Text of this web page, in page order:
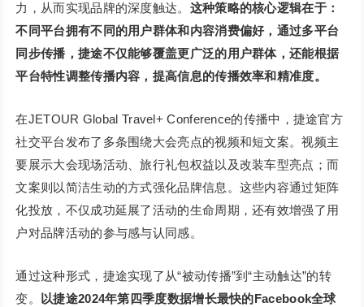
力，从而实现品牌的深度触达。 这种策略的核心逻辑在于：
不同平台拥有不同的用户群体和内容消费偏好，通过多平台
同步传播，捷途不仅能够覆盖更广泛的用户群体，还能根据
平台特性调整传播内容，提高信息的传播效率和精准度。
在JETOUR Global Travel+ Conference的传播中，捷途官方
社交平台发布了多条围绕大会亮点的视频和短文案。视频主
要展示大会现场活动、旅行礼包权益以及改装车型亮点；而
文案则以简洁生动的方式强化品牌信息。这些内容通过矩阵
化投放，不仅成功延展了活动的生命周期，还有效增强了用
户对品牌活动的参与感与认同感。
通过这种形式，捷途实现了从“被动传播”到“主动触达”的转
变。
以捷途2024年第四季度数据增长最快的Facebook全球